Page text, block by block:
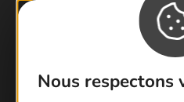
Nous respectons
Foire
Cartoguides